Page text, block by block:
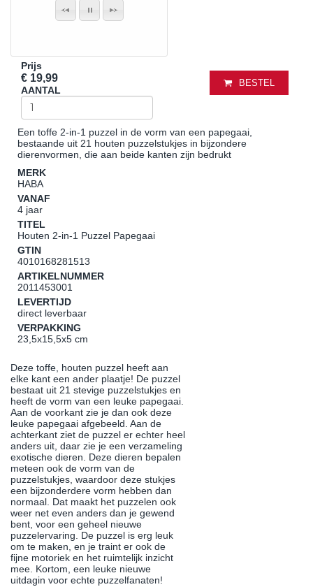
Prijs
€ 19,99
AANTAL
BESTEL
Een toffe 2-in-1 puzzel in de vorm van een papegaai,
bestaande uit 21 houten puzzelstukjes in bijzondere
dierenvormen, die aan beide kanten zijn bedrukt
MERK
HABA
VANAF
4 jaar
TITEL
Houten 2-in-1 Puzzel Papegaai
GTIN
4010168281513
ARTIKELNUMMER
2011453001
LEVERTIJD
direct leverbaar
VERPAKKING
23,5x15,5x5 cm
Deze toffe, houten puzzel heeft aan
elke kant een ander plaatje! De puzzel
bestaat uit 21 stevige puzzelstukjes en
heeft de vorm van een leuke papegaai.
Aan de voorkant zie je dan ook deze
leuke papegaai afgebeeld. Aan de
achterkant ziet de puzzel er echter heel
anders uit, daar zie je een verzameling
exotische dieren. Deze dieren bepalen
meteen ook de vorm van de
puzzelstukjes, waardoor deze stukjes
een bijzonderdere vorm hebben dan
normaal. Dat maakt het puzzelen ook
weer net even anders dan je gewend
bent, voor een geheel nieuwe
puzzelervaring. De puzzel is erg leuk
om te maken, en je traint er ook de
fijne motoriek en het ruimtelijk inzicht
mee. Kortom, een leuke nieuwe
uitdagin voor echte puzzelfanaten!